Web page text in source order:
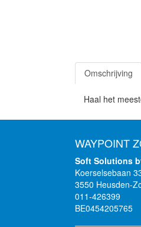
Omschrijving
Haal het
WAYPOINT
Soft Solutions
Koerselsebaan
3550 Heusden-
011-426399
BE0454205765